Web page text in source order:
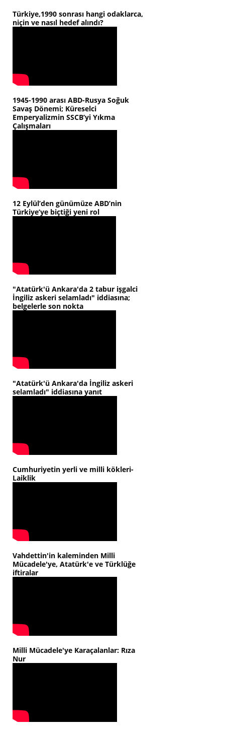
Türkiye,1990 sonrası hangi odaklarca,
niçin ve nasıl hedef alındı?
1945-1990 arası ABD-Rusya Soğuk
Savaş Dönemi; Küreselci
Emperyalizmin SSCB’yi Yıkma
Çalışmaları
12 Eylül’den günümüze ABD’nin
Türkiye’ye biçtiği yeni rol
"Atatürk'ü Ankara'da 2 tabur işgalci
İngiliz askeri selamladı" iddiasına;
belgelerle son nokta
"Atatürk'ü Ankara'da İngiliz askeri
selamladı" iddiasına yanıt
Cumhuriyetin yerli ve milli kökleri-
Laiklik
Vahdettin'in kaleminden Milli
Mücadele'ye, Atatürk'e ve Türklüğe
iftiralar
Milli Mücadele'ye Karaçalanlar: Rıza
Nur